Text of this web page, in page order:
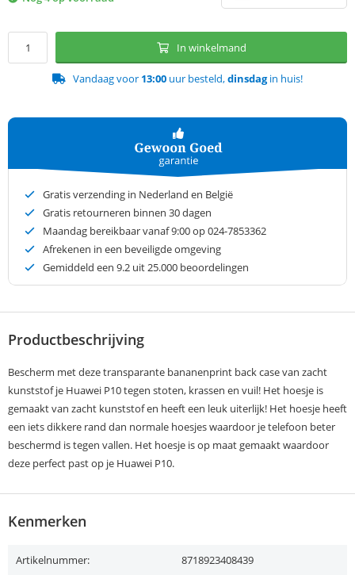
In winkelmand
Vandaag voor 13:00 uur besteld,dinsdagin huis!
Gratis verzending in Nederland en België
Gratis retourneren binnen 30 dagen
Maandag bereikbaar vanaf 9:00 op 024-7853362
Afrekenen in een beveiligde omgeving
Gemiddeld een 9.2 uit 25.000 beoordelingen
Productbeschrijving
Bescherm met deze transparante bananenprint back case van zacht
kunststof je Huawei P10 tegen stoten, krassen en vuil! Het hoesje is
gemaakt van zacht kunststof en heeft een leuk uiterlijk! Het hoesje heeft
een iets dikkere rand dan normale hoesjes waardoor je telefoon beter
beschermd is tegen vallen. Het hoesje is op maat gemaakt waardoor
deze perfect past op je Huawei P10.
Kenmerken
Artikelnummer: 8718923408439